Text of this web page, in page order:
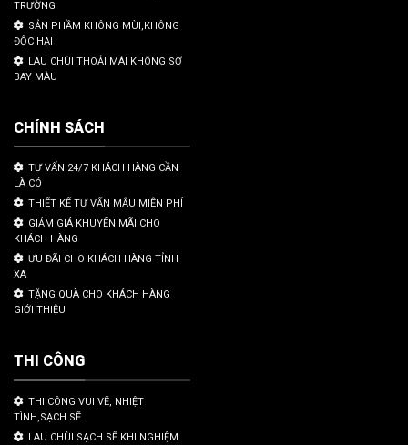
TRƯỜNG
SẢN PHẦM KHÔNG MÙI,KHÔNG
ĐỘC HẠI
LAU CHÙI THOẢI MÁI KHÔNG SỢ
BAY MÀU
CHÍNH SÁCH
TƯ VẤN 24/7 KHÁCH HÀNG CẦN
LÀ CÓ
THIẾT KẾ TƯ VẤN MẪU MIỄN PHÍ
GIẢM GIÁ KHUYẾN MÃI CHO
KHÁCH HÀNG
ƯU ĐÃI CHO KHÁCH HÀNG TỈNH
XA
TẶNG QUÀ CHO KHÁCH HÀNG
GIỚI THIỆU
THI CÔNG
THI CÔNG VUI VẼ, NHIỆT
TÌNH,SẠCH SẼ
LAU CHÙI SẠCH SẼ KHI NGHIỆM